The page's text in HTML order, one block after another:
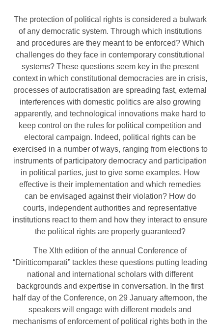
The protection of political rights is considered a bulwark
of any democratic system. Through which institutions
and procedures are they meant to be enforced? Which
challenges do they face in contemporary constitutional
systems? These questions seem key in the present
context in which constitutional democracies are in crisis,
processes of autocratisation are spreading fast, external
interferences with domestic politics are also growing
apparently, and technological innovations make hard to
keep control on the rules for political competition and
electoral campaign. Indeed, political rights can be
exercised in a number of ways, ranging from elections to
instruments of participatory democracy and participation
in political parties, just to give some examples. How
effective is their implementation and which remedies
can be envisaged against their violation? How do
courts, independent authorities and representative
institutions react to them and how they interact to ensure
the political rights are properly guaranteed?
The XIth edition of the annual Conference of
“Diritticomparati” tackles these questions putting leading
national and international scholars with different
backgrounds and expertise in conversation. In the first
half day of the Conference, on 29 January afternoon, the
speakers will engage with different models and
mechanisms of enforcement of political rights both in the